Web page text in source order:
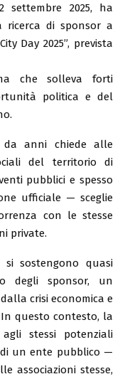
2025, ha
ricerca di sponsor a
Day 2025”, prevista
che solleva forti
politica e del
da anni chiede alle
del territorio di
pubblici e spesso
ufficiale — sceglie
con le stesse
private.
sostengono quasi
degli sponsor, un
crisi economica e
questo contesto, la
stessi potenziali
un ente pubblico —
associazioni stesse,